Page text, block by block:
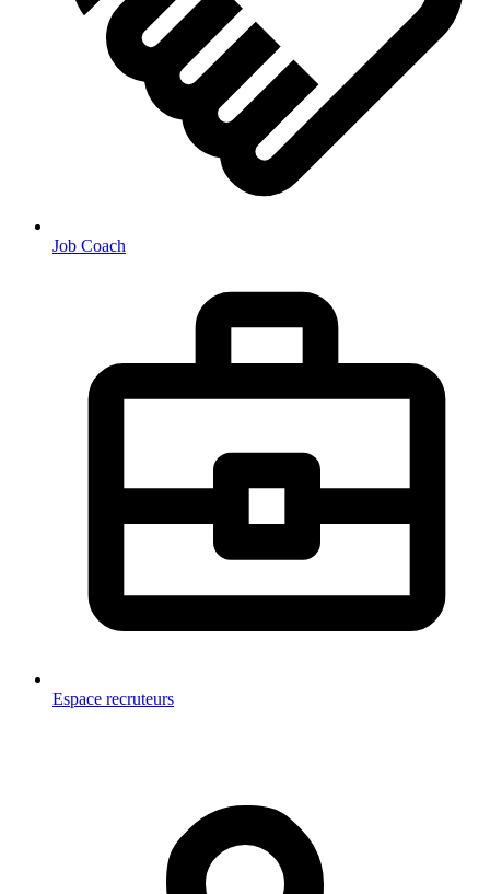
Job Coach
Espace recruteurs